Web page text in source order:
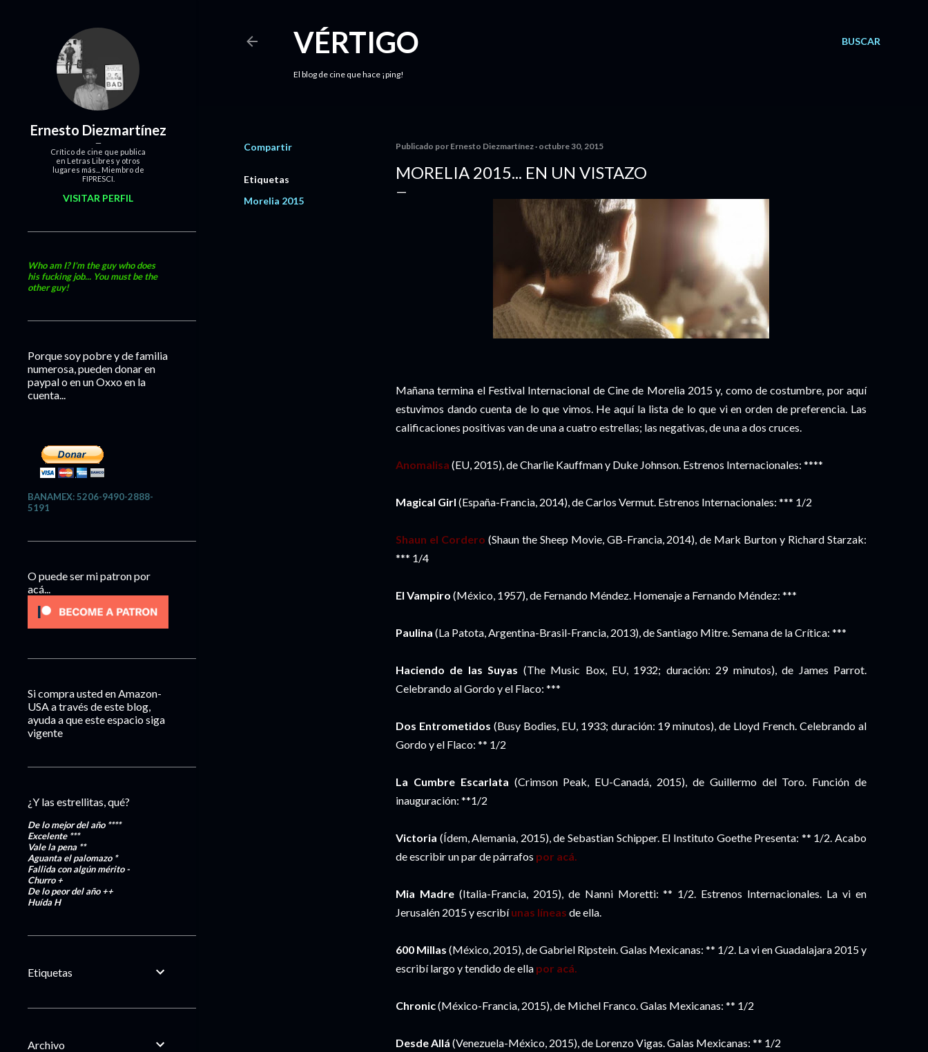
BUSCAR
VÉRTIGO
El blog de cine que hace ¡ping!
Compartir
Etiquetas
Morelia 2015
Publicado por Ernesto Diezmartínez octubre 30, 2015
MORELIA 2015... EN UN VISTAZO
Mañana termina el Festival Internacional de Cine de Morelia 2015 y, como de costumbre, por aquí
estuvimos dando cuenta de lo que vimos. He aquí la lista de lo que vi en orden de preferencia. Las
calificaciones positivas van de una a cuatro estrellas; las negativas, de una a dos cruces.
Anomalisa (EU, 2015), de Charlie Kauffman y Duke Johnson. Estrenos Internacionales: ****
Magical Girl (España-Francia, 2014), de Carlos Vermut. Estrenos Internacionales: *** 1/2
Shaun el Cordero (Shaun the Sheep Movie, GB-Francia, 2014), de Mark Burton y Richard Starzak:
*** 1/4
El Vampiro (México, 1957), de Fernando Méndez. Homenaje a Fernando Méndez: ***
Paulina (La Patota, Argentina-Brasil-Francia, 2013), de Santiago Mitre. Semana de la Crítica: ***
Haciendo de las Suyas (The Music Box, EU, 1932; duración: 29 minutos), de James Parrot.
Celebrando al Gordo y el Flaco: ***
Dos Entrometidos (Busy Bodies, EU, 1933; duración: 19 minutos), de Lloyd French. Celebrando al
Gordo y el Flaco: ** 1/2
La Cumbre Escarlata (Crimson Peak, EU-Canadá, 2015), de Guillermo del Toro. Función de
inauguración: **1/2
Victoria (Ídem, Alemania, 2015), de Sebastian Schipper. El Instituto Goethe Presenta: ** 1/2. Acabo
de escribir un par de párrafos por acá.
Mia Madre(Italia-Francia, 2015), de Nanni Moretti: ** 1/2. Estrenos Internacionales. La vi en
Jerusalén 2015 y escribíunas líneas de ella.
600 Millas (México, 2015), de Gabriel Ripstein. Galas Mexicanas: ** 1/2. La vi en Guadalajara 2015 y
escribí largo y tendido de ella por acá.
Chronic(México-Francia, 2015), de Michel Franco. Galas Mexicanas: ** 1/2
Desde Allá (Venezuela-México, 2015), de Lorenzo Vigas. Galas Mexicanas: ** 1/2
Ernesto Diezmartínez
Crítico de cine que publica
en Letras Libres y otros
lugares más... Miembro de
FIPRESCI.
VISITAR PERFIL
Who am I? I'm the guy who does
his fucking job... You must be the
other guy!
Porque soy pobre y de familia
numerosa, pueden donar en
paypal o en un Oxxo en la
cuenta...
BANAMEX: 5206-9490-2888-
5191
O puede ser mi patron por
acá...
Si compra usted en Amazon-
USA a través de este blog,
ayuda a que este espacio siga
vigente
¿Y las estrellitas, qué?
De lo mejor del año ****
Excelente***
Vale la pena **
Aguanta el palomazo *
Fallida con algún mérito-
Churro+
De lo peor del año++
HuídaH
Etiquetas
Archivo